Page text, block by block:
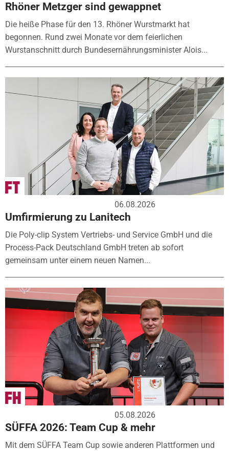
Rhöner Metzger sind gewappnet
Die heiße Phase für den 13. Rhöner Wurstmarkt hat
begonnen. Rund zwei Monate vor dem feierlichen
Wurstanschnitt durch Bundesernährungsminister Alois...
06.08.2026
Umfirmierung zu Lanitech
Die Poly-clip System Vertriebs- und Service GmbH und die
Process-Pack Deutschland GmbH treten ab sofort
gemeinsam unter einem neuen Namen...
05.08.2026
SÜFFA 2026: Team Cup & mehr
Mit dem SÜFFA Team Cup sowie anderen Plattformen und